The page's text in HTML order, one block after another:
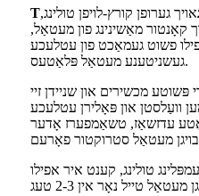
Tאויך גערופן קורץ-לויפן טולינג,
קאָנטור מאַשינינג פון מעטאַל,
פשוט געמאַכט פון עטלעכע
געשניטענע מעטאַל פּלאַטעס.
פּשוטע מכשירים און שניידן זיי
וועַלסטן און פּאָלירן עטלעכע
עדזשאַז, טשאַמפערז אָדער
טולינג, קענט איר אפילו